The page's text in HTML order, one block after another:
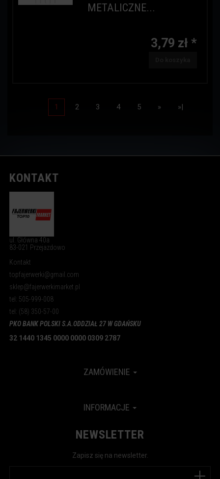
METALICZNE...
3,79 zł *
1 2 3 4 5 » »|
KONTAKT
ul. Główna 40a
83-021 Przejazdowo
Kontakt
topfajerwerki@gmail.com
sklep@fajerwerkimarket.pl
tel: 505-999-008
tel: (58) 350-57-00
PKO BANK POLSKI S.A.ODDZIAŁ 27 W GDAŃSKU
32 1440 1345 0000 0000 0309 2787
ZAMÓWIENIE
INFORMACJE
NEWSLETTER
Zapisz się na newsletter.